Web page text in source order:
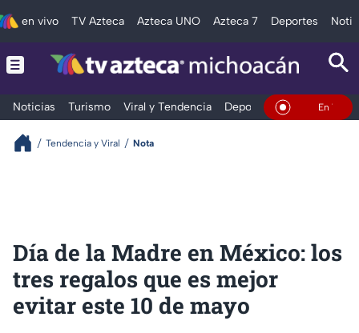
en vivo TV Azteca Azteca UNO Azteca 7 Deportes
Noticias Turismo Viral y Tendencia Deportes Espectáculos
En Vivo
Tendencia y Viral Nota
Día de la Madre en México: los
tres regalos que es mejor
evitar este 10 de mayo